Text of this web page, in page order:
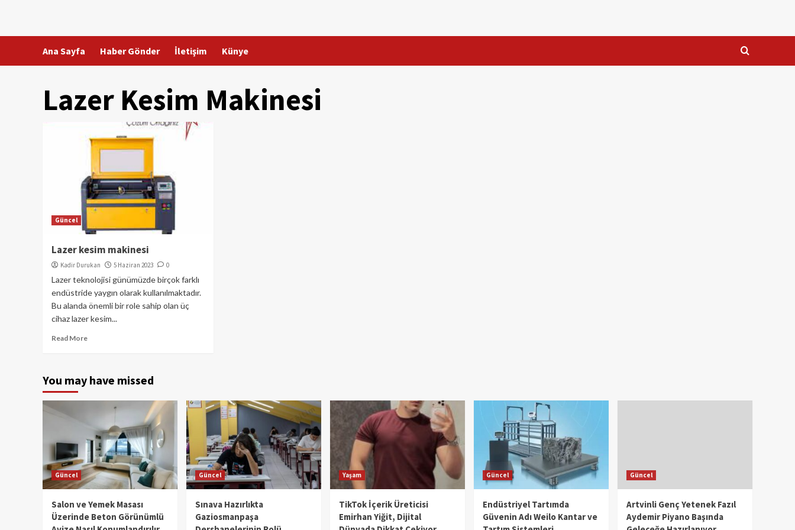
content
Ana Sayfa Haber Gönder İletişim Künye
Lazer Kesim Makinesi
Güncel
Lazer kesim makinesi
Kadir Durukan 5 Haziran 2023 0
Lazer teknolojisi günümüzde birçok farklı
endüstride yaygın olarak kullanılmaktadır.
Bu alanda önemli bir role sahip olan üç
cihaz lazer kesim...
Read More
You may have missed
Güncel
Salon ve Yemek Masası
Üzerinde Beton Görünümlü
Güncel
Sınava Hazırlıkta
Gaziosmanpaşa
Yaşam
TikTok İçerik Üreticisi
Emirhan Yiğit, Dijital
Güncel
Endüstriyel Tartımda
Güvenin Adı Weilo Kantar ve
Güncel
Artvinli Genç Yetenek Fazıl
Aydemir Piyano Başında